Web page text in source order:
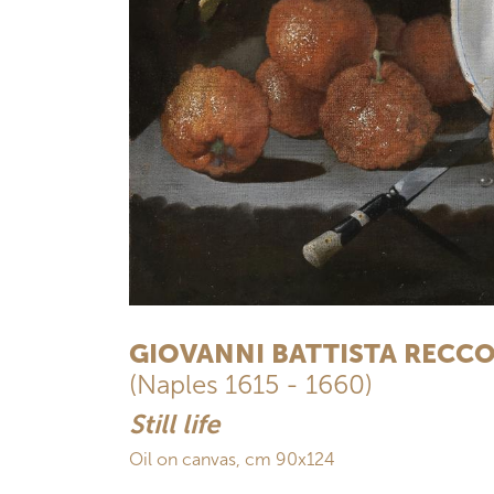
GIOVANNI BATTISTA
(Naples 1615 - 1660)
Still life
Oil on canvas, cm 90x124